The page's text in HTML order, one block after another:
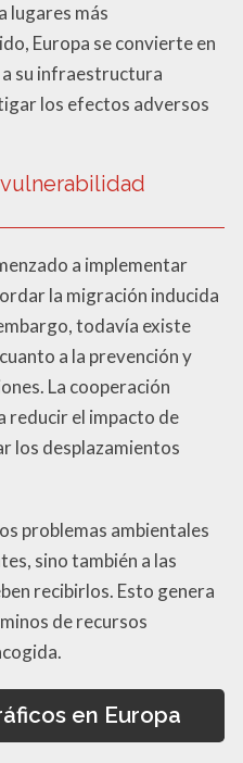
lugares más
Europa se convierte en
su infraestructura
los efectos adversos
a implementar
la migración inducida
todavía existe
a la prevención y
La cooperación
reducir el impacto de
los desplazamientos
problemas ambientales
sino también a las
recibirlos. Esto genera
de recursos
en Europa